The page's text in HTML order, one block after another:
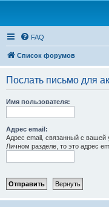
FAQ
Список форумов
Послать письмо для
Имя пользователя:
Адрес email:
Адрес email, связанный с вашей
Личном разделе, то это адрес